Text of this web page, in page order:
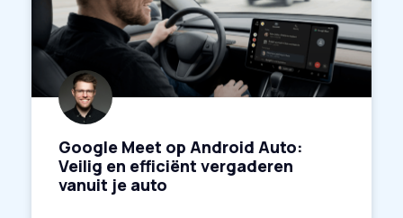
Google Meet op Android Auto:
Veilig en efficiënt vergaderen
vanuit je auto